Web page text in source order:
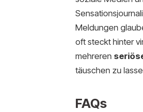
Meldungen
oft steckt hinter
mehreren
täuschen zu
FAQs